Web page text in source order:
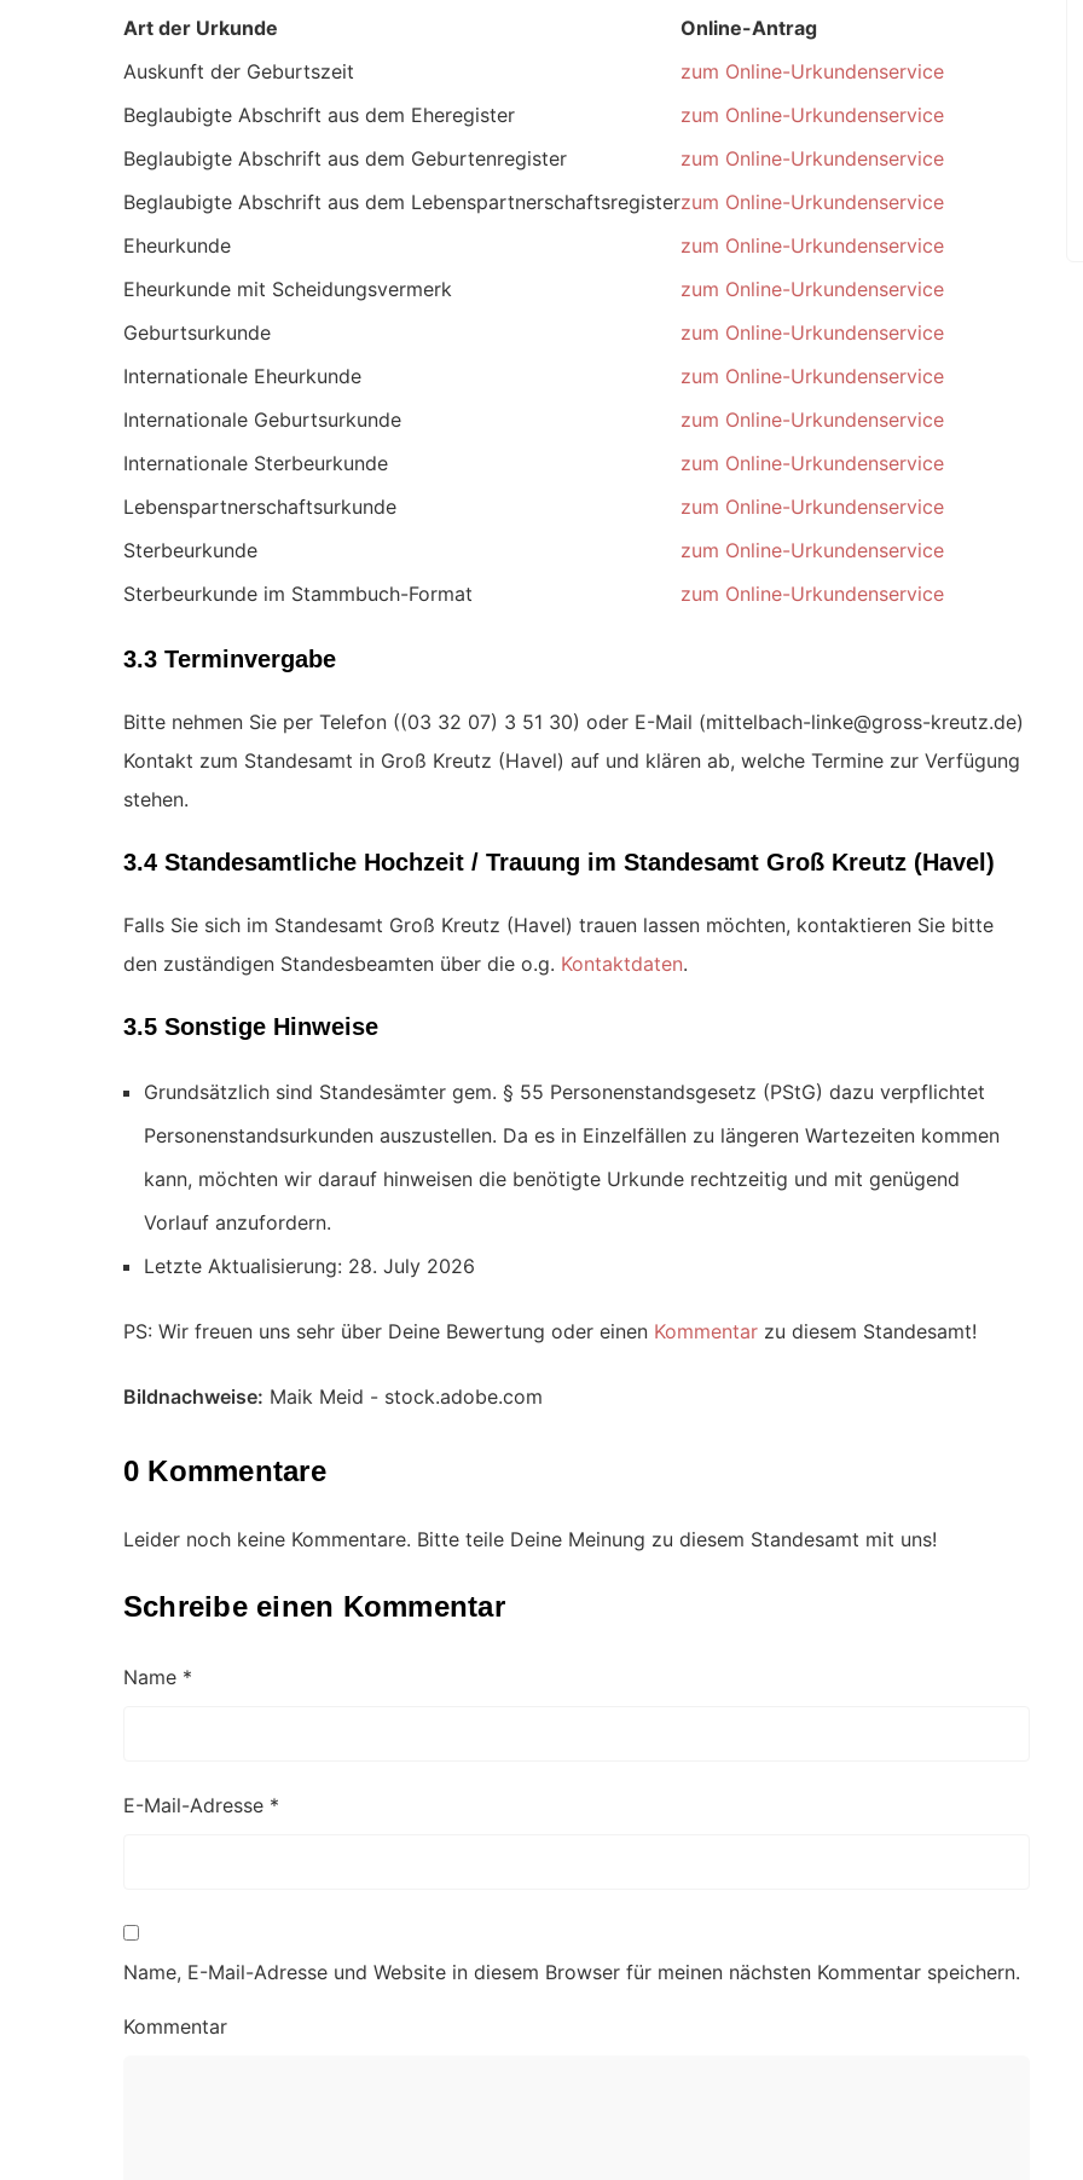
Art der Urkunde
Online-Antrag
Auskunft der Geburtszeit
zum Online-Urkundenservice
Beglaubigte Abschrift aus dem Eheregister
zum Online-Urkundenservice
Beglaubigte Abschrift aus dem Geburtenregister
zum Online-Urkundenservice
Beglaubigte Abschrift aus dem Lebenspartnerschaftsregisterzum Online-Urkundenservice
Eheurkunde
zum Online-Urkundenservice
Eheurkunde mit Scheidungsvermerk
zum Online-Urkundenservice
Geburtsurkunde
zum Online-Urkundenservice
Internationale Eheurkunde
zum Online-Urkundenservice
Internationale Geburtsurkunde
zum Online-Urkundenservice
Internationale Sterbeurkunde
zum Online-Urkundenservice
Lebenspartnerschaftsurkunde
zum Online-Urkundenservice
Sterbeurkunde
zum Online-Urkundenservice
Sterbeurkunde im Stammbuch-Format
zum Online-Urkundenservice
3.3 Terminvergabe
Bitte nehmen Sie per Telefon ( ) oder E-Mail (
)
Kontakt zum Standesamt in Groß Kreutz (Havel) auf und klären ab, welche Termine zur Verfügung
stehen.
3.4 Standesamtliche Hochzeit / Trauung im Standesamt Groß Kreutz (Havel)
Falls Sie sich im Standesamt Groß Kreutz (Havel) trauen lassen möchten, kontaktieren Sie bitte
den zuständigen Standesbeamten über die o.g. Kontaktdaten.
3.5 Sonstige Hinweise
Grundsätzlich sind Standesämter gem. § 55 Personenstandsgesetz (PStG) dazu verpflichtet
Personenstandsurkunden auszustellen. Da es in Einzelfällen zu längeren Wartezeiten kommen
kann, möchten wir darauf hinweisen die benötigte Urkunde rechtzeitig und mit genügend
Vorlauf anzufordern.
Letzte Aktualisierung: 28. July 2026
PS: Wir freuen uns sehr über Deine Bewertung oder einen Kommentar zu diesem Standesamt!
Bildnachweise: Maik Meid - stock.adobe.com
0 Kommentare
Leider noch keine Kommentare. Bitte teile Deine Meinung zu diesem Standesamt mit uns!
Schreibe einen Kommentar
Name *
E-Mail-Adresse *
Name, E-Mail-Adresse und Website in diesem Browser für meinen nächsten Kommentar speichern.
Kommentar